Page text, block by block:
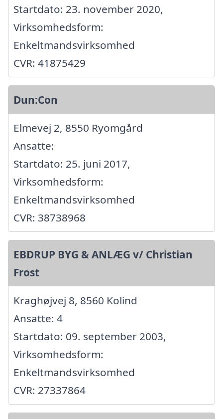
Startdato: 23. november 2020,
Virksomhedsform:
Enkeltmandsvirksomhed
CVR: 41875429
Dun:Con
Elmevej 2, 8550 Ryomgård
Ansatte:
Startdato: 25. juni 2017,
Virksomhedsform:
Enkeltmandsvirksomhed
CVR: 38738968
EBDRUP BYG & ANLÆG v/ Christian
Frost
Kraghøjvej 8, 8560 Kolind
Ansatte: 4
Startdato: 09. september 2003,
Virksomhedsform:
Enkeltmandsvirksomhed
CVR: 27337864